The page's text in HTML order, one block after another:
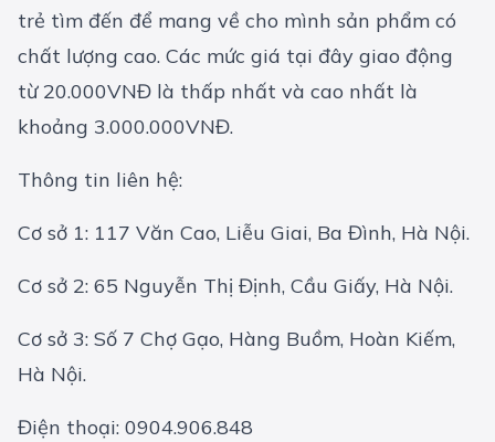
trẻ tìm đến để mang về cho mình sản phẩm có
chất lượng cao. Các mức giá tại đây giao động
từ 20.000VNĐ là thấp nhất và cao nhất là
khoảng 3.000.000VNĐ.
Thông tin liên hệ:
Cơ sở 1: 117 Văn Cao, Liễu Giai, Ba Đình, Hà Nội.
Cơ sở 2: 65 Nguyễn Thị Định, Cầu Giấy, Hà Nội.
Cơ sở 3: Số 7 Chợ Gạo, Hàng Buồm, Hoàn Kiếm,
Hà Nội.
Điện thoại: 0904.906.848